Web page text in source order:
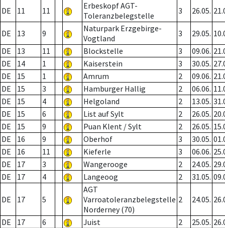
DE 11 11
Erbeskopf AGT-
Toleranzbelegstelle
3 26.05.
DE 13 9
Naturpark Erzgebirge-
Vogtland
3 29.05.
DE
13 11 Blockstelle 3 09.06.
DE
14 1 Kaiserstein 3 30.05.
DE
15 1 Amrum 2 09.06.
DE
15 3 Hamburger Hallig 2 06.06.
DE
15 4 Helgoland 2 13.05.
DE
15 6 List auf Sylt 2 26.05.
DE
15 9 Puan Klent / Sylt 2 26.05.
DE
16 9 Oberhof 3 30.05.
DE
16 11 Kieferle 3 06.06.
DE
17 3 Wangerooge 2 24.05.
DE
17 4 Langeoog 2 31.05.
DE 17 5
AGT
Varroatoleranzbelegstelle
Norderney (70)
2 24.05.
DE 17 6 Juist 2 25.05.